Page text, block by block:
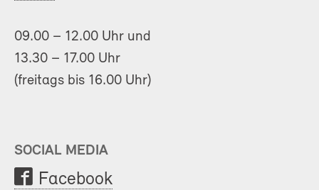
09.00 – 12.00 Uhr und
13.30 – 17.00 Uhr
(freitags bis 16.00 Uhr)
SOCIAL MEDIA
Facebook